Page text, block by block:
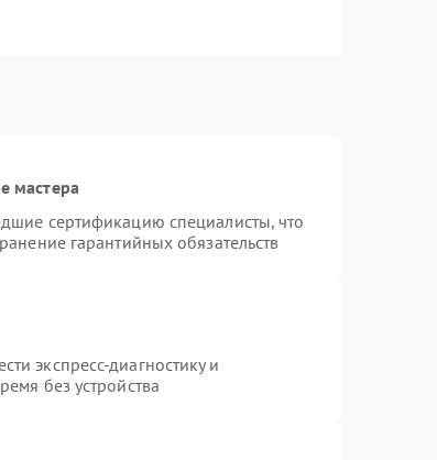
мастера
сертификацию специалисты, что
гарантийных обязательств
экспресс-диагностику и
без устройства